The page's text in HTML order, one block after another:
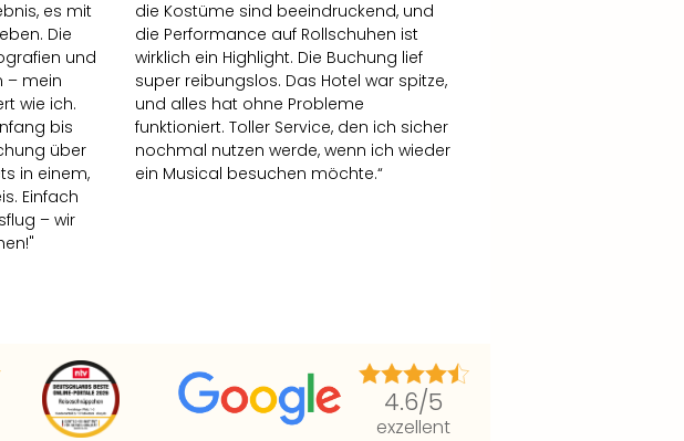
es mit
Die
und
– mein
wie ich.
bis
über
in einem,
Einfach
– wir
die Kostüme sind beeindruckend, und
die Performance auf Rollschuhen ist
wirklich ein Highlight. Die Buchung lief
super reibungslos. Das Hotel war spitze,
und alles hat ohne Probleme
funktioniert. Toller Service, den ich sicher
nochmal nutzen werde, wenn ich wieder
ein Musical besuchen möchte.“
4.6/5
exzellent